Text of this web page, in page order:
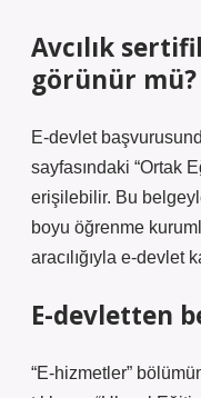
Avcılık
görünür mü?
E-devlet
sayfasındaki “Ortak
erişilebilir. Bu
boyu öğrenme
aracılığıyla e-devlet
E-devletten
“E-hizmetler”